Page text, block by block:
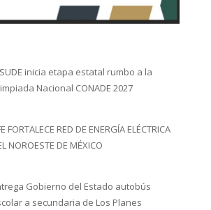
inicia etapa estatal rumbo a la
Nacional CONADE 2027
FORTALECE RED DE ENERGÍA ELÉCTRICA
NOROESTE DE MÉXICO
Gobierno del Estado autobús
a secundaria de Los Planes